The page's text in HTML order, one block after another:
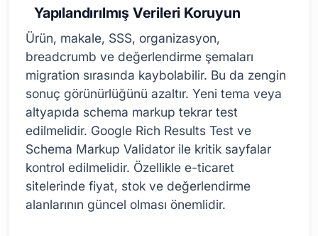
Yapılandırılmış Verileri Koruyun
Ürün, makale, SSS, organizasyon,
breadcrumb ve değerlendirme şemaları
migration sırasında kaybolabilir. Bu da zengin
sonuç görünürlüğünü azaltır. Yeni tema veya
altyapıda schema markup tekrar test
edilmelidir. Google Rich Results Test ve
Schema Markup Validator ile kritik sayfalar
kontrol edilmelidir. Özellikle e-ticaret
sitelerinde fiyat, stok ve değerlendirme
alanlarının güncel olması önemlidir.